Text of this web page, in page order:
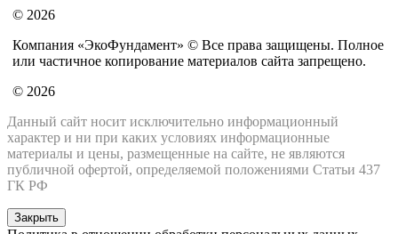
© 2026
Компания «ЭкоФундамент» © Все права защищены. Полное
или частичное копирование материалов сайта запрещено.
© 2026
Данный сайт носит исключительно информационный
характер и ни при каких условиях информационные
материалы и цены, размещенные на сайте, не являются
публичной офертой, определяемой положениями Статьи 437
ГК РФ
Закрыть